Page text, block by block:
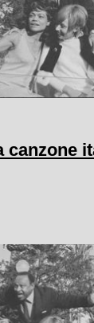
canzone